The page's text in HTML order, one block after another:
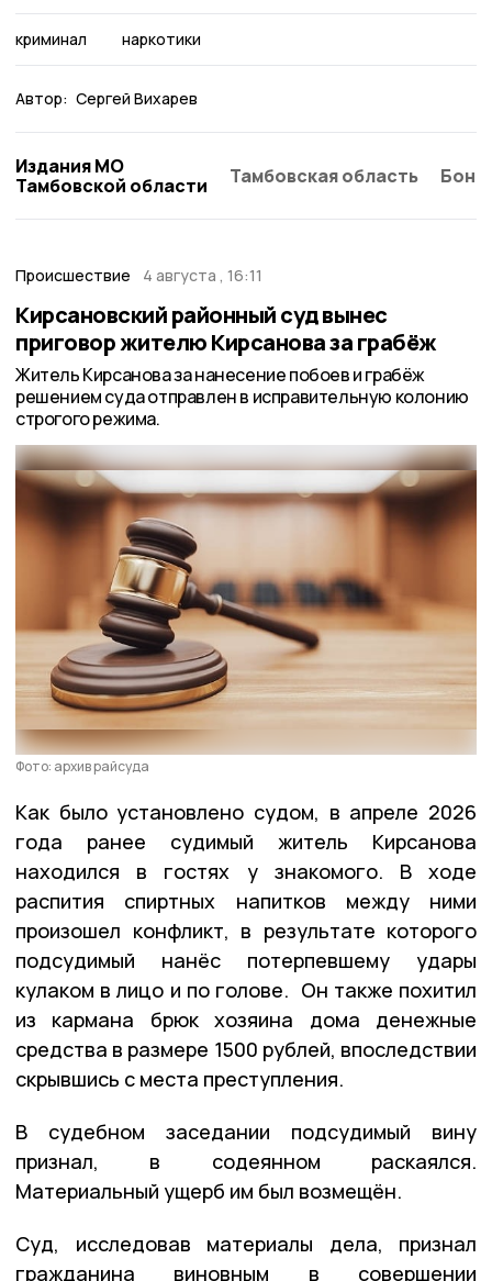
криминал наркотики
Автор: Сергей Вихарев
Издания МО
Тамбовской области
Тамбовская область
Происшествие 4 августа , 16:11
Кирсановский районный суд вынес
приговор жителю Кирсанова за грабёж
Житель Кирсанова за нанесение побоев и грабёж
решением суда отправлен в исправительную колонию
строгого режима.
Фото: архив райсуда
Как было установлено судом, в апреле 2026
года ранее судимый житель Кирсанова
находился в гостях у знакомого. В ходе
распития спиртных напитков между ними
произошел конфликт, в результате которого
подсудимый нанёс потерпевшему удары
кулаком в лицо и по голове. Он также похитил
из кармана брюк хозяина дома денежные
средства в размере 1500 рублей, впоследствии
скрывшись с места преступления.
В судебном заседании подсудимый вину
признал, в содеянном раскаялся.
Материальный ущерб им был возмещён.
Суд, исследовав материалы дела, признал
гражданина виновным в совершении